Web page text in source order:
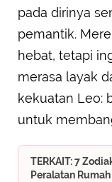
pada dirinya
pemantik.
hebat, tetapi
merasa layak
kekuatan Leo:
untuk
TERKAIT: 7
Peralatan